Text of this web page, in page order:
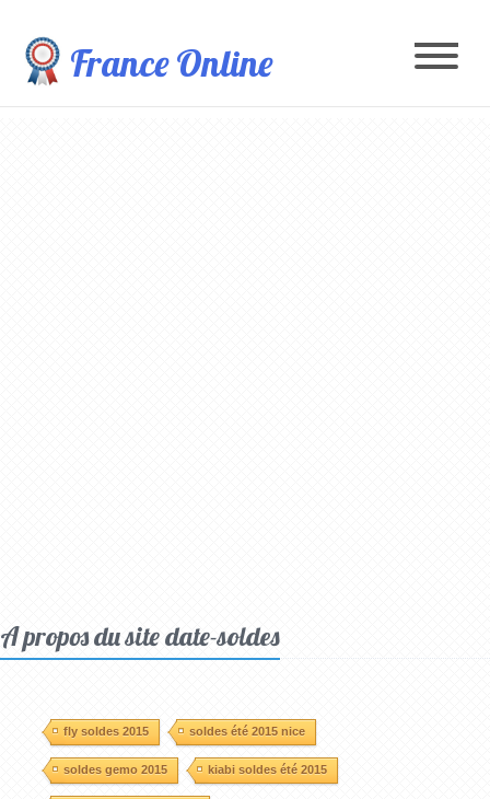
France Online
A propos du site date-soldes
fly soldes 2015 soldes été 2015 nice
soldes gemo 2015 kiabi soldes été 2015